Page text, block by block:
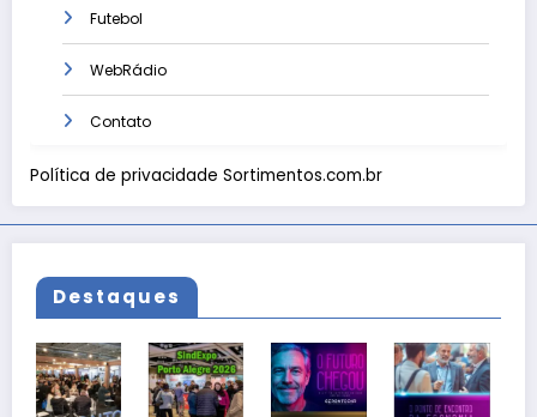
Futebol
WebRádio
Contato
Política de privacidade Sortimentos.com.br
Destaques